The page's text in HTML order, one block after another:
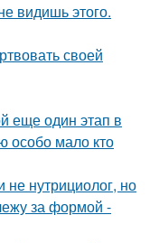
видишь этого.
своей
еще один этап в
особо мало кто
не нутрициолог, но
за формой -